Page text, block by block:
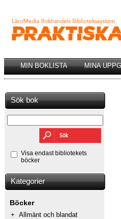
MIN BOKLISTA MINA
Sök bok
Visa endast bibliotekets
böcker
Kategorier
Böcker
+ Allmänt och blandat